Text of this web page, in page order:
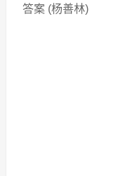
答案 (杨善林)